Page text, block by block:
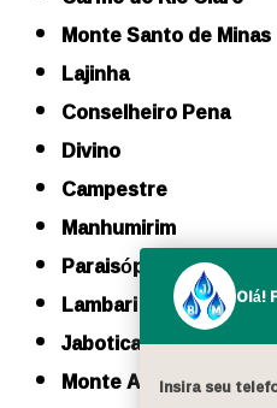
Monte Santo de Minas
Lajinha
Conselheiro Pena
Divino
Campestre
Manhumirim
Paraisópolis
Lambari
Jaboticatubas
Monte Azul
Olá!
Insira seu